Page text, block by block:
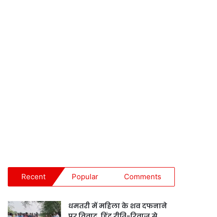
Recent Popular Comments
धमतरी में महिला के शव दफनाने